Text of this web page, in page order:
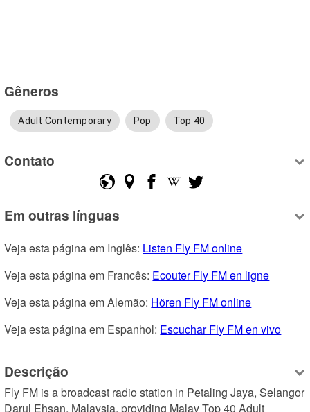
Gêneros
Adult Contemporary Pop Top 40
Contato
Em outras línguas
Veja esta página em Inglês: Listen Fly FM online
Veja esta página em Francês: Ecouter Fly FM en ligne
Veja esta página em Alemão: Hören Fly FM online
Veja esta página em Espanhol: Escuchar Fly FM en vivo
Descrição
Fly FM is a broadcast radio station in Petaling Jaya, Selangor
Darul Ehsan, Malaysia, providing Malay Top 40 Adult